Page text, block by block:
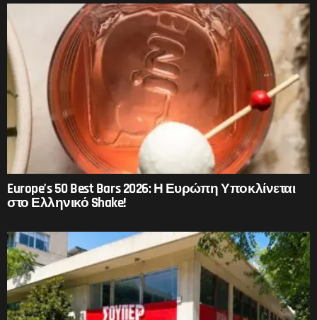
Europe’s 50 Best Bars 2026: Η Ευρώπη Υποκλίνεται
στο Ελληνικό Shake!